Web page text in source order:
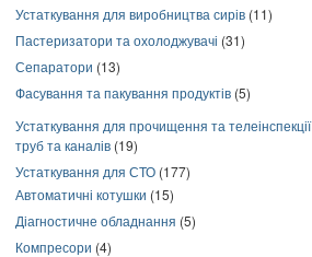
Устаткування для виробництва сирів (11)
Пастеризатори та охолоджувачі (31)
Сепаратори (13)
Фасування та пакування продуктів (5)
Устаткування для прочищення та телеінспекції
труб та каналів (19)
Устаткування для СТО (177)
Автоматичні котушки (15)
Діагностичне обладнання (5)
Компресори (4)